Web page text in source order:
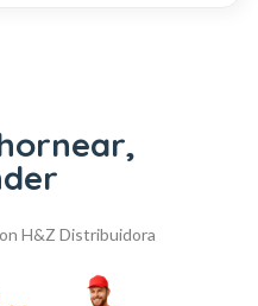
H&Z Distribuidora